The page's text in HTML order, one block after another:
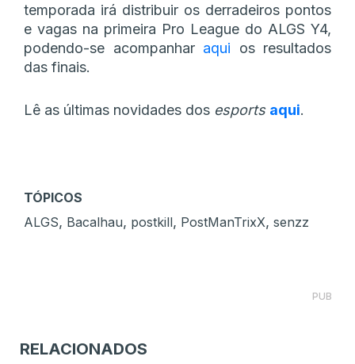
temporada irá distribuir os derradeiros pontos
e vagas na primeira Pro League do ALGS Y4,
podendo-se acompanhar aqui os resultados
das finais.
Lê as últimas novidades dos esports aqui.
TÓPICOS
ALGS, Bacalhau, postkill, PostManTrixX, senzz
PUB
RELACIONADOS